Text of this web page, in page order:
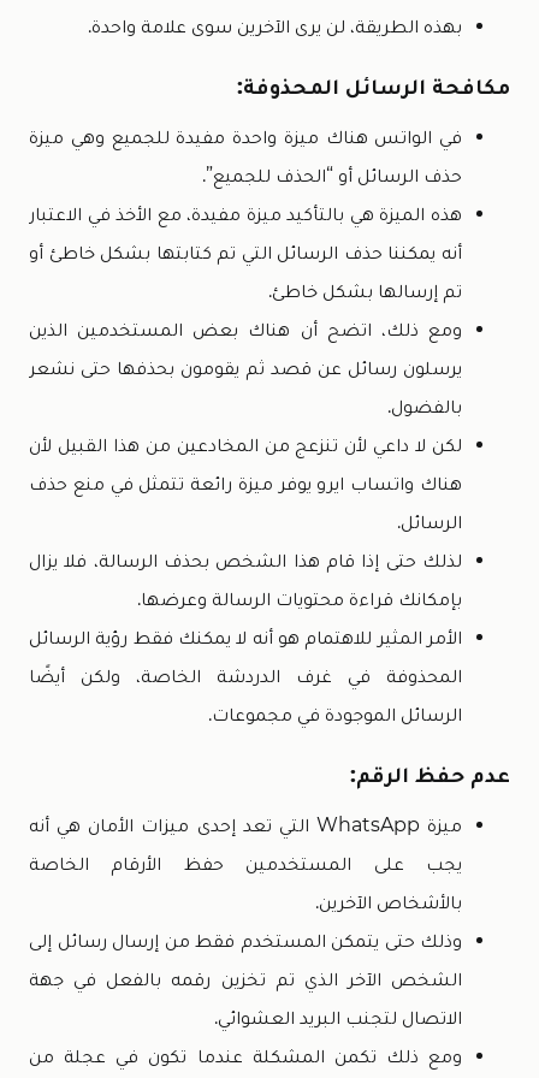
بهذه الطريقة، لن يرى الآخرين سوى علامة واحدة.
مكافحة الرسائل المحذوفة:
في الواتس هناك ميزة واحدة مفيدة للجميع وهي ميزة
حذف الرسائل أو “الحذف للجميع”.
هذه الميزة هي بالتأكيد ميزة مفيدة، مع الأخذ في الاعتبار
أنه يمكننا حذف الرسائل التي تم كتابتها بشكل خاطئ أو
تم إرسالها بشكل خاطئ.
ومع ذلك، اتضح أن هناك بعض المستخدمين الذين
يرسلون رسائل عن قصد ثم يقومون بحذفها حتى نشعر
بالفضول.
لكن لا داعي لأن تنزعج من المخادعين من هذا القبيل لأن
هناك واتساب ايرو يوفر ميزة رائعة تتمثل في منع حذف
الرسائل.
لذلك حتى إذا قام هذا الشخص بحذف الرسالة، فلا يزال
بإمكانك قراءة محتويات الرسالة وعرضها.
الأمر المثير للاهتمام هو أنه لا يمكنك فقط رؤية الرسائل
المحذوفة في غرف الدردشة الخاصة، ولكن أيضًا
الرسائل الموجودة في مجموعات.
عدم حفظ الرقم:
ميزة WhatsApp التي تعد إحدى ميزات الأمان هي أنه
يجب على المستخدمين حفظ الأرقام الخاصة
بالأشخاص الآخرين.
وذلك حتى يتمكن المستخدم فقط من إرسال رسائل إلى
الشخص الآخر الذي تم تخزين رقمه بالفعل في جهة
الاتصال لتجنب البريد العشوائي.
ومع ذلك تكمن المشكلة عندما تكون في عجلة من